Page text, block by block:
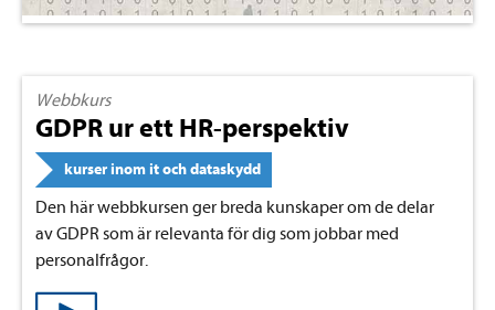
Webbkurs
GDPR ur ett HR-perspektiv
kurser inom it och dataskydd
Den här webbkursen ger breda kunskaper om de delar
av GDPR som är relevanta för dig som jobbar med
personalfrågor.